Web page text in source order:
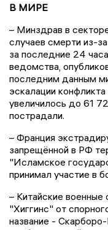
В МИРЕ
– Минздрав в
случаев смерти из-
за последние 24
ведомства,
последним данным
эскалации
увеличилось до 61
пострадали.
– Франция
запрещённой в РФ
"Исламское
принимал участие в
– Китайские военные
"Хиггинс" от
название -